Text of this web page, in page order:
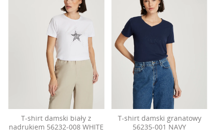
T-shirt damski biały z
nadrukiem 56232-008 WHITE
T-shirt damski granatowy
56235-001 NAVY